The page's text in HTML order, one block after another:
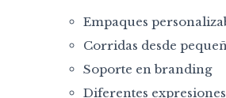
Empaques
Corridas desde
Soporte en branding
Diferentes